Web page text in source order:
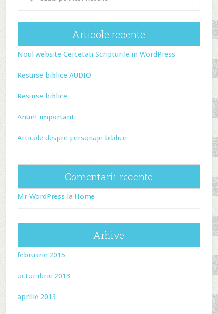
Articole recente
Noul website Cercetati Scripturile in WordPress
Resurse biblice AUDIO
Resurse biblice
Anunt important
Articole despre personaje biblice
Comentarii recente
Mr WordPressla Home
Arhive
februarie 2015
octombrie 2013
aprilie 2013